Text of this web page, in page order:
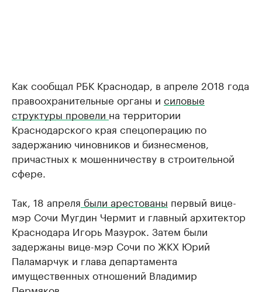
Как сообщал РБК Краснодар, в апреле 2018 года
правоохранительные органы и силовые
структуры провели на территории
Краснодарского края спецоперацию по
задержанию чиновников и бизнесменов,
причастных к мошенничеству в строительной
сфере.
Так, 18 апреля были арестованы первый вице-
мэр Сочи Мугдин Чермит и главный архитектор
Краснодара Игорь Мазурок. Затем были
задержаны вице-мэр Сочи по ЖКХ Юрий
Паламарчук и глава департамента
имущественных отношений Владимир